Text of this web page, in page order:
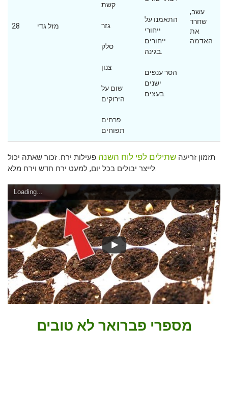
28 מזל גדי
קשת
גזר
סלק
צנון
שום על
הירוקים
פרחים
תפוחים
התאמנו על
ייחורי
ייחורים
הסר ענפים
ישנים
עשב,
שחרר
את
האדמה
תזמון זריעה שתילים לפי לוח השנה פעילות ירח. זכור שאתה יכול
לייצר יבולים בכל יום, למעט ירח חדש וירח מלא.
Loading...
מספרי פברואר לא טובים